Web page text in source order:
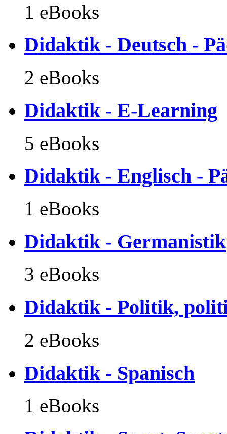
1 eBooks
Didaktik - Deutsch -
2 eBooks
Didaktik - E-Learning
5 eBooks
Didaktik - Englisch -
1 eBooks
Didaktik - Germanistik
3 eBooks
Didaktik - Politik,
2 eBooks
Didaktik - Spanisch
1 eBooks